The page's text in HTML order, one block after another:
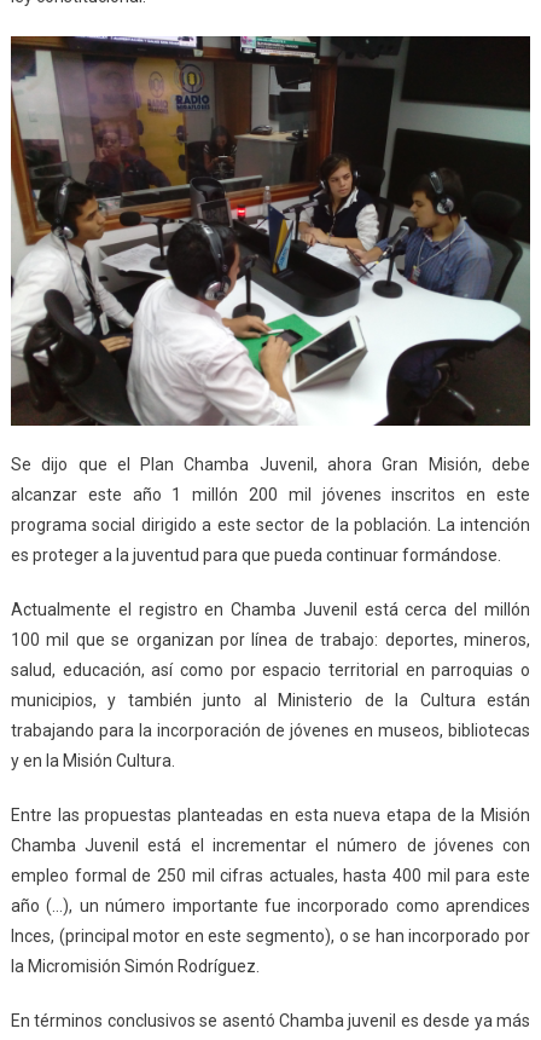
Se dijo que el Plan Chamba Juvenil, ahora Gran Misión, debe
alcanzar este año 1 millón 200 mil jóvenes inscritos en este
programa social dirigido a este sector de la población. La intención
es proteger a la juventud para que pueda continuar formándose.
Actualmente el registro en Chamba Juvenil está cerca del millón
100 mil que se organizan por línea de trabajo: deportes, mineros,
salud, educación, así como por espacio territorial en parroquias o
municipios, y también junto al Ministerio de la Cultura están
trabajando para la incorporación de jóvenes en museos, bibliotecas
y en la Misión Cultura.
Entre las propuestas planteadas en esta nueva etapa de la Misión
Chamba Juvenil está el incrementar el número de jóvenes con
empleo formal de 250 mil cifras actuales, hasta 400 mil para este
año (…), un número importante fue incorporado como aprendices
Inces, (principal motor en este segmento), o se han incorporado por
la Micromisión Simón Rodríguez.
En términos conclusivos se asentó Chamba juvenil es desde ya más